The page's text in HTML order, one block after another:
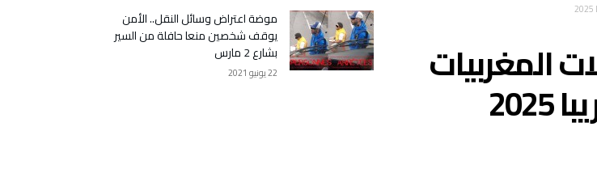
المغربيات
موضة اعتراض وسائل النقل.. الأمن
يوقف شخصين منعا حافلة من السير
بشارع 2 مارس
22 يونيو 2021